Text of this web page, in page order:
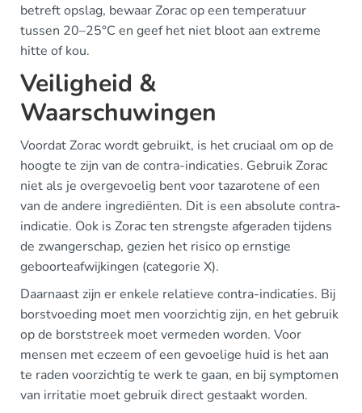
betreft opslag, bewaar Zorac op een temperatuur
tussen 20–25°C en geef het niet bloot aan extreme
hitte of kou.
Veiligheid &
Waarschuwingen
Voordat Zorac wordt gebruikt, is het cruciaal om op de
hoogte te zijn van de contra-indicaties. Gebruik Zorac
niet als je overgevoelig bent voor tazarotene of een
van de andere ingrediënten. Dit is een absolute contra-
indicatie. Ook is Zorac ten strengste afgeraden tijdens
de zwangerschap, gezien het risico op ernstige
geboorteafwijkingen (categorie X).
Daarnaast zijn er enkele relatieve contra-indicaties. Bij
borstvoeding moet men voorzichtig zijn, en het gebruik
op de borststreek moet vermeden worden. Voor
mensen met eczeem of een gevoelige huid is het aan
te raden voorzichtig te werk te gaan, en bij symptomen
van irritatie moet gebruik direct gestaakt worden.